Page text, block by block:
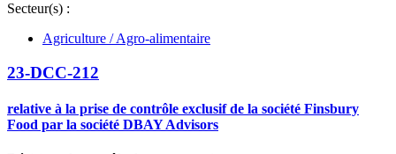
Secteur(s) :
Agriculture / Agro-alimentaire
23-DCC-212
relative à la prise de contrôle exclusif de la société Finsbury
Food par la société DBAY Advisors